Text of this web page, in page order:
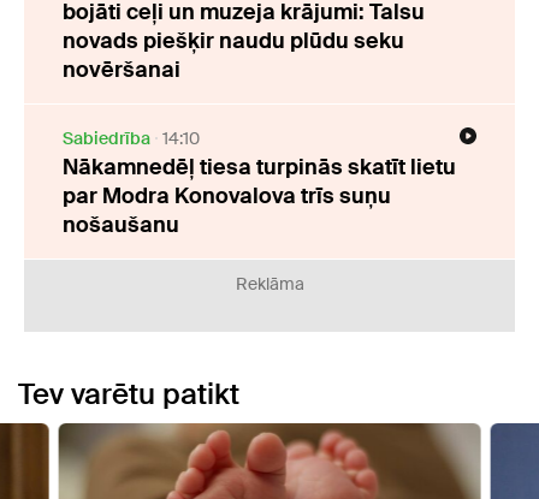
bojāti ceļi un muzeja krājumi: Talsu
novads piešķir naudu plūdu seku
novēršanai
Sabiedrība 14:10
Nākamnedēļ tiesa turpinās skatīt lietu
par Modra Konovalova trīs suņu
nošaušanu
Reklāma
Tev varētu patikt